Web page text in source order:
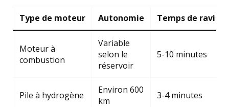
Type de moteur Autonomie Temps de
Moteur à
combustion
Variable
selon le
réservoir
5-10 minutes
Pile à hydrogène
Environ 600
km
3-4 minutes